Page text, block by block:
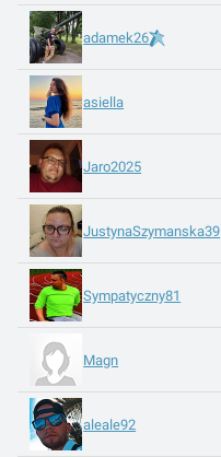
adamek26
asiella
Jaro2025
JustynaSzymanska39
Sympatyczny81
Magn
aleale92